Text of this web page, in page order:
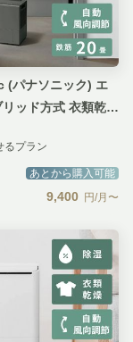
(パナソニック) エ
リッド方式 衣類乾燥
るプラン
あとから購入可能
9,400 円/月〜